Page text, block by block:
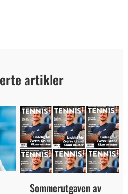
artikler
Sommerutgaven av